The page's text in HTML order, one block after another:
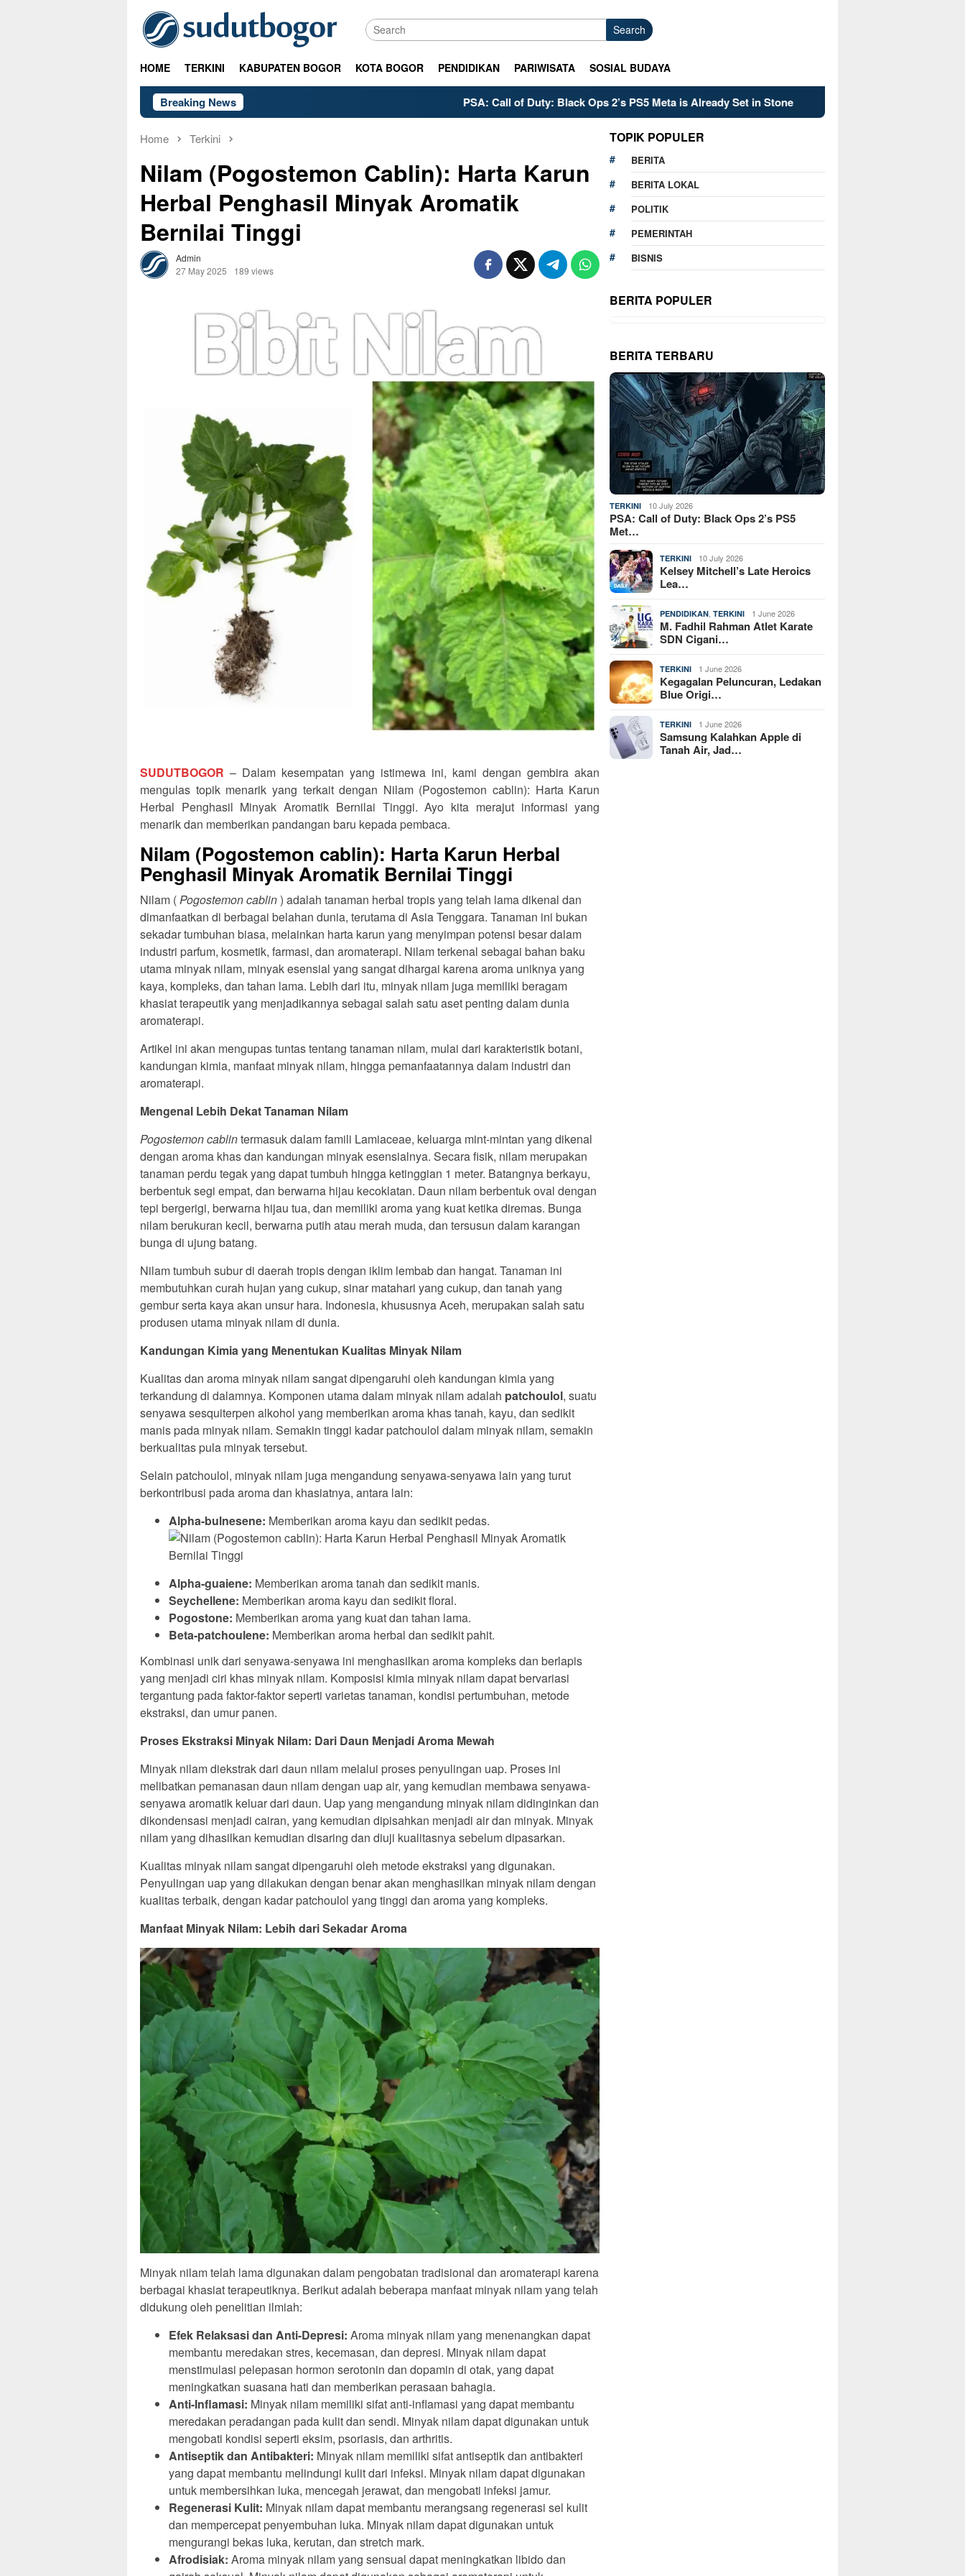
content
Search
HOME TERKINI KABUPATEN BOGOR KOTA BOGOR PENDIDIKAN PARIWISATA SOSIAL BUDAYA
Breaking News PSA: Call of Duty: Black Ops 2’s PS5 Meta is Already Set in Stone Kelsey Mitchell’s Late Heroics Lead Fever
Home Terkini
Nilam (Pogostemon Cablin): Harta Karun
Herbal Penghasil Minyak Aromatik
Bernilai Tinggi
Admin
27 May 2025
189 views
SUDUTBOGOR – Dalam kesempatan yang istimewa ini, kami dengan gembira akan
mengulas topik menarik yang terkait dengan Nilam (Pogostemon cablin): Harta Karun
Herbal Penghasil Minyak Aromatik Bernilai Tinggi. Ayo kita merajut informasi yang
menarik dan memberikan pandangan baru kepada pembaca.
Nilam (Pogostemon cablin): Harta Karun Herbal
Penghasil Minyak Aromatik Bernilai Tinggi
Nilam (Pogostemon cablin) adalah tanaman herbal tropis yang telah lama dikenal dan
dimanfaatkan di berbagai belahan dunia, terutama di Asia Tenggara. Tanaman ini bukan
sekadar tumbuhan biasa, melainkan harta karun yang menyimpan potensi besar dalam
industri parfum, kosmetik, farmasi, dan aromaterapi. Nilam terkenal sebagai bahan baku
utama minyak nilam, minyak esensial yang sangat dihargai karena aroma uniknya yang
kaya, kompleks, dan tahan lama. Lebih dari itu, minyak nilam juga memiliki beragam
khasiat terapeutik yang menjadikannya sebagai salah satu aset penting dalam dunia
aromaterapi.
Artikel ini akan mengupas tuntas tentang tanaman nilam, mulai dari karakteristik botani,
kandungan kimia, manfaat minyak nilam, hingga pemanfaatannya dalam industri dan
aromaterapi.
Mengenal Lebih Dekat Tanaman Nilam
Pogostemon cablintermasuk dalam famili Lamiaceae, keluarga mint-mintan yang dikenal
dengan aroma khas dan kandungan minyak esensialnya. Secara fisik, nilam merupakan
tanaman perdu tegak yang dapat tumbuh hingga ketinggian 1 meter. Batangnya berkayu,
berbentuk segi empat, dan berwarna hijau kecoklatan. Daun nilam berbentuk oval dengan
tepi bergerigi, berwarna hijau tua, dan memiliki aroma yang kuat ketika diremas. Bunga
nilam berukuran kecil, berwarna putih atau merah muda, dan tersusun dalam karangan
bunga di ujung batang.
Nilam tumbuh subur di daerah tropis dengan iklim lembab dan hangat. Tanaman ini
membutuhkan curah hujan yang cukup, sinar matahari yang cukup, dan tanah yang
gembur serta kaya akan unsur hara. Indonesia, khususnya Aceh, merupakan salah satu
produsen utama minyak nilam di dunia.
Kandungan Kimia yang Menentukan Kualitas Minyak Nilam
Kualitas dan aroma minyak nilam sangat dipengaruhi oleh kandungan kimia yang
terkandung di dalamnya. Komponen utama dalam minyak nilam adalah patchoulol, suatu
senyawa sesquiterpen alkohol yang memberikan aroma khas tanah, kayu, dan sedikit
manis pada minyak nilam. Semakin tinggi kadar patchoulol dalam minyak nilam, semakin
berkualitas pula minyak tersebut.
Selain patchoulol, minyak nilam juga mengandung senyawa-senyawa lain yang turut
berkontribusi pada aroma dan khasiatnya, antara lain:
Alpha-bulnesene: Memberikan aroma kayu dan sedikit pedas.
Alpha-guaiene: Memberikan aroma tanah dan sedikit manis.
Seychellene: Memberikan aroma kayu dan sedikit floral.
Pogostone: Memberikan aroma yang kuat dan tahan lama.
Beta-patchoulene: Memberikan aroma herbal dan sedikit pahit.
Kombinasi unik dari senyawa-senyawa ini menghasilkan aroma kompleks dan berlapis
yang menjadi ciri khas minyak nilam. Komposisi kimia minyak nilam dapat bervariasi
tergantung pada faktor-faktor seperti varietas tanaman, kondisi pertumbuhan, metode
ekstraksi, dan umur panen.
Proses Ekstraksi Minyak Nilam: Dari Daun Menjadi Aroma Mewah
Minyak nilam diekstrak dari daun nilam melalui proses penyulingan uap. Proses ini
melibatkan pemanasan daun nilam dengan uap air, yang kemudian membawa senyawa-
senyawa aromatik keluar dari daun. Uap yang mengandung minyak nilam didinginkan dan
dikondensasi menjadi cairan, yang kemudian dipisahkan menjadi air dan minyak. Minyak
nilam yang dihasilkan kemudian disaring dan diuji kualitasnya sebelum dipasarkan.
Kualitas minyak nilam sangat dipengaruhi oleh metode ekstraksi yang digunakan.
Penyulingan uap yang dilakukan dengan benar akan menghasilkan minyak nilam dengan
kualitas terbaik, dengan kadar patchoulol yang tinggi dan aroma yang kompleks.
Manfaat Minyak Nilam: Lebih dari Sekadar Aroma
Minyak nilam telah lama digunakan dalam pengobatan tradisional dan aromaterapi karena
berbagai khasiat terapeutiknya. Berikut adalah beberapa manfaat minyak nilam yang telah
didukung oleh penelitian ilmiah:
Efek Relaksasi dan Anti-Depresi: Aroma minyak nilam yang menenangkan dapat
membantu meredakan stres, kecemasan, dan depresi. Minyak nilam dapat
menstimulasi pelepasan hormon serotonin dan dopamin di otak, yang dapat
meningkatkan suasana hati dan memberikan perasaan bahagia.
Anti-Inflamasi: Minyak nilam memiliki sifat anti-inflamasi yang dapat membantu
meredakan peradangan pada kulit dan sendi. Minyak nilam dapat digunakan untuk
mengobati kondisi seperti eksim, psoriasis, dan arthritis.
Antiseptik dan Antibakteri: Minyak nilam memiliki sifat antiseptik dan antibakteri
yang dapat membantu melindungi kulit dari infeksi. Minyak nilam dapat digunakan
untuk membersihkan luka, mencegah jerawat, dan mengobati infeksi jamur.
Regenerasi Kulit: Minyak nilam dapat membantu merangsang regenerasi sel kulit
dan mempercepat penyembuhan luka. Minyak nilam dapat digunakan untuk
mengurangi bekas luka, kerutan, dan stretch mark.
Afrodisiak: Aroma minyak nilam yang sensual dapat meningkatkan libido dan
TOPIK POPULER
BERITA
BERITA LOKAL
POLITIK
PEMERINTAH
BISNIS
BERITA POPULER
BERITA TERBARU
TERKINI 10 July 2026
PSA: Call of Duty: Black Ops 2’s PS5
Met…
TERKINI 10 July 2026
Kelsey Mitchell’s Late Heroics
Lea…
PENDIDIKAN ,TERKINI 1 June 2026
M. Fadhil Rahman Atlet Karate
SDN Cigani…
TERKINI 1 June 2026
Kegagalan Peluncuran, Ledakan
Blue Origi…
TERKINI 1 June 2026
Samsung Kalahkan Apple di
Tanah Air, Jad…